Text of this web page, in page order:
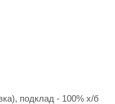
подклад - 100% х/б